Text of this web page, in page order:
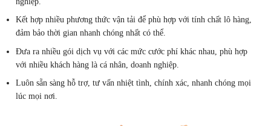
Kết hợp nhiều phương thức vận tải để phù hợp với tính chất lô hàng,
đảm bảo thời gian nhanh chóng nhất có thể.
Đưa ra nhiều gói dịch vụ với các mức cước phí khác nhau, phù hợp
với nhiều khách hàng là cá nhân, doanh nghiệp.
Luôn sẵn sàng hỗ trợ, tư vấn nhiệt tình, chính xác, nhanh chóng mọi
lúc mọi nơi.